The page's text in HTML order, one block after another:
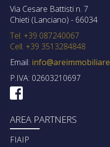
Via Cesare Battisti n. 7
Chieti (Lanciano) - 66034
Tel. +39 087240067
Cell. +39 3513284848
Email:
P.IVA: 02603210697
AREA PARTNERS
FIAIP